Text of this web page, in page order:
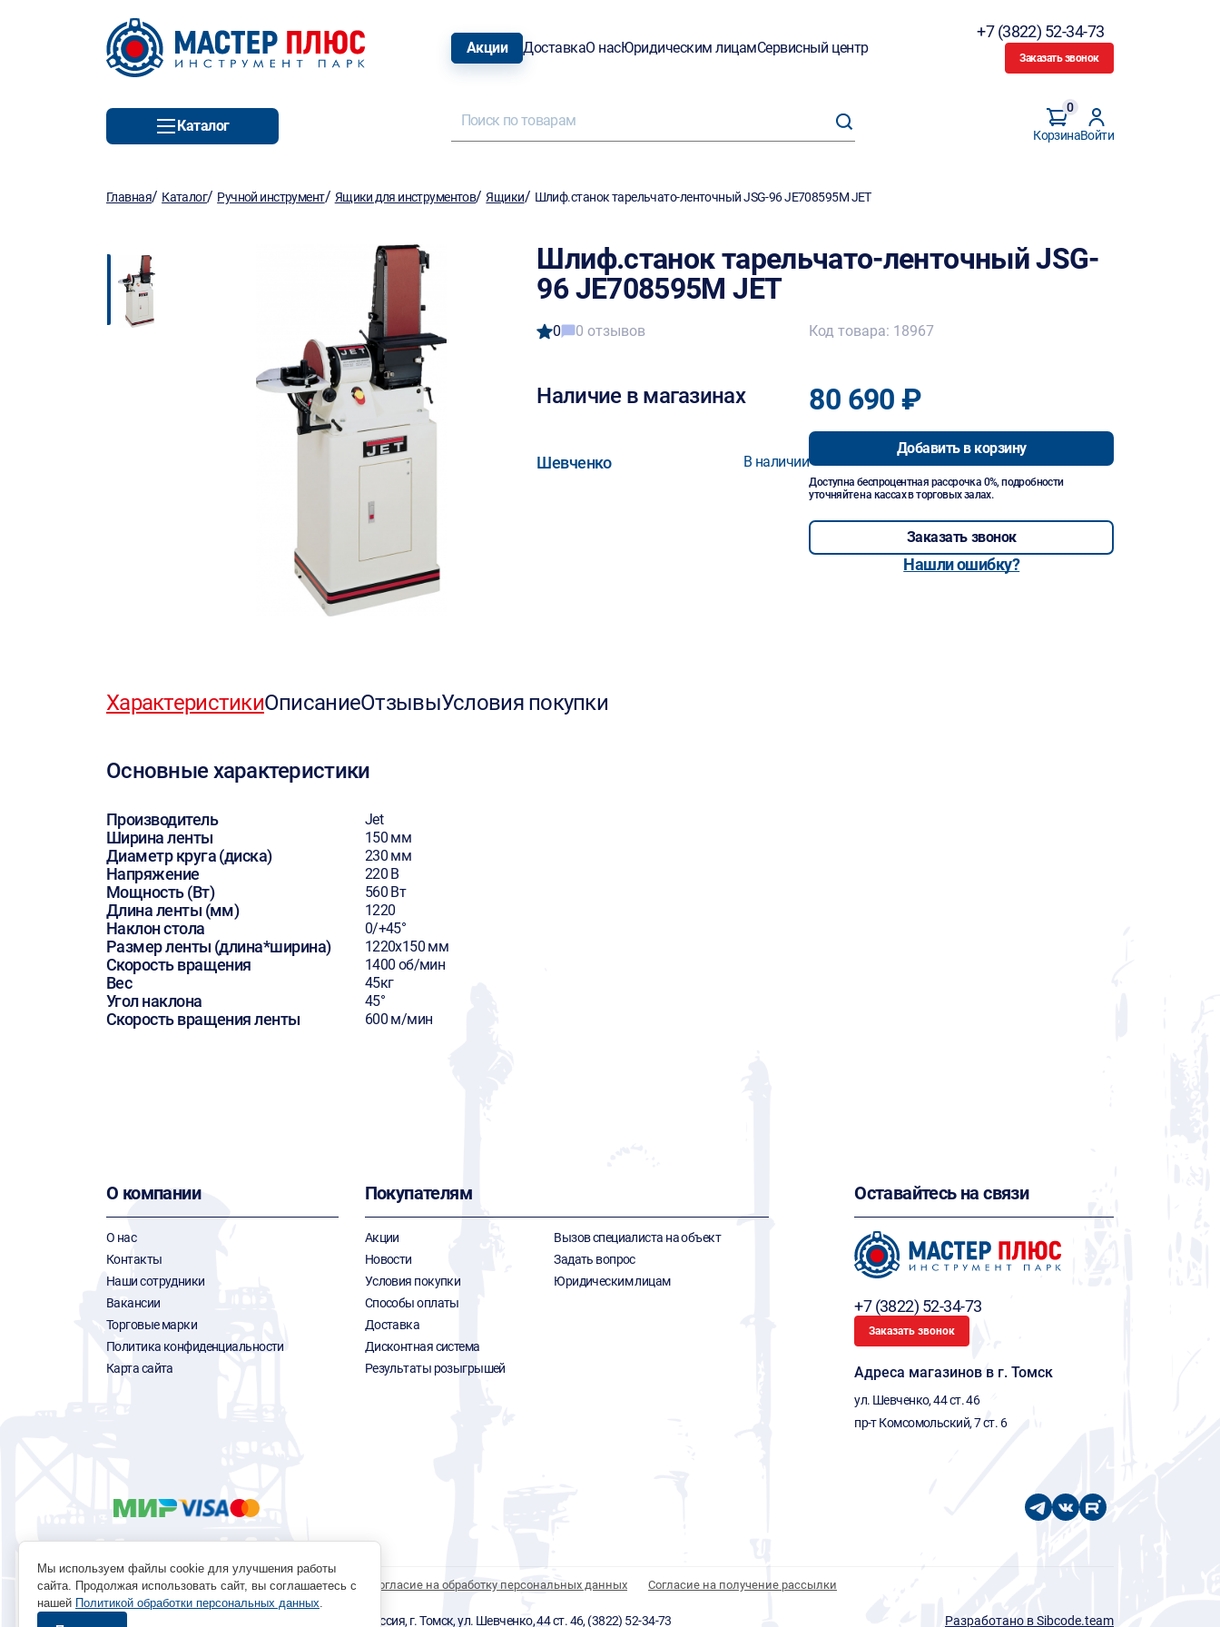
Акции ДоставкаО насЮридическим лицамСервисный центр
+7 (3822) 52-34-73
Заказать звонок
Каталог
Корзина
0
Войти
Главная/ Каталог/ Ручной инструмент/ Ящики для инструментов/Ящики/ Шлиф.станок тарельчато-ленточный JSG-96 JE708595M JET
Шлиф.станок тарельчато-ленточный JSG-
96 JE708595M JET
0 0 отзывов
Наличие в магазинах
Шевченко В наличии
Код товара: 18967
80 690 ₽
Добавить в корзину
Доступна беспроцентная рассрочка 0%, подробности
уточняйте на кассах в торговых залах.
Заказать звонок
Нашли ошибку?
ХарактеристикиОписаниеОтзывыУсловия покупки
Основные характеристики
Производитель Jet
Ширина ленты 150 мм
Диаметр круга (диска) 230 мм
Напряжение 220 В
Мощность (Вт) 560 Вт
Длина ленты (мм) 1220
Наклон стола 0/+45°
Размер ленты (длина*ширина) 1220х150 мм
Скорость вращения 1400 об/мин
Вес 45кг
Угол наклона 45°
Скорость вращения ленты 600 м/мин
О компании
О нас
Контакты
Наши сотрудники
Вакансии
Торговые марки
Политика конфиденциальности
Карта сайта
Покупателям
Акции
Новости
Условия покупки
Способы оплаты
Доставка
Дисконтная система
Результаты розыгрышей
Вызов специалиста на объект
Задать вопрос
Юридическим лицам
Оставайтесь на связи
+7 (3822) 52-34-73
Заказать звонок
Адреса магазинов в г. Томск
ул. Шевченко, 44 ст. 46
пр-т Комсомольский, 7 ст. 6
Политика обработки персональных данных Согласие на обработку персональных данных Согласие на получение рассылки
© 1996 - 2026 инструмент парк «Мастер Плюс» Россия, г. Томск, ул. Шевченко, 44 ст. 46, (3822) 52-34-73 Разработано в Sibcode.team
Мы используем файлы cookie для улучшения работы
сайта. Продолжая использовать сайт, вы соглашаетесь с
нашей Политикой обработки персональных данных.